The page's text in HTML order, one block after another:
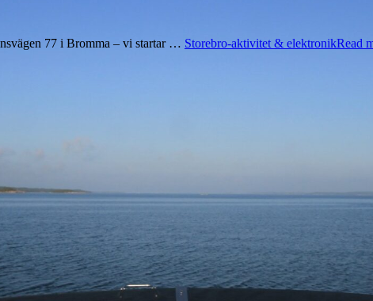
77 i Bromma – vi startar … Storebro-aktivitet & elektronikRead